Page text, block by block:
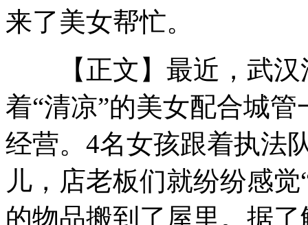
山西运城恶犬咬伤多人 警民合力深夜将其击毙
女孩北京地铁殴打老人 痛下狠手拳打脚踢
无痛分娩是否安全 医生回应
外交部：反对强权政治霸凌主义
来了美女帮忙。
【正文】最近，武汉
着“清凉”的美女配合城
经营。4名女孩跟着执法
儿，店老板们就纷纷感
的物品搬到了屋里。据